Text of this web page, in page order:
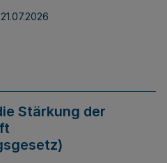
21.07.2026
Stärkung der